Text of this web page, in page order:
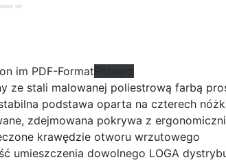
im PDF-Format
ze stali malowanej poliestrową farbą
podstawa oparta na czterech
zdejmowana pokrywa z
krawędzie otworu wrzutowego
umieszczenia dowolnego LOGA